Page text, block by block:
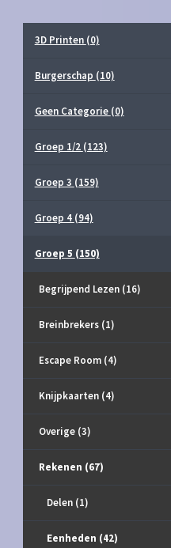
3D Printen (0)
Burgerschap (10)
Geen Categorie (0)
Groep 1/2 (123)
Groep 3 (159)
Groep 4 (94)
Groep 5 (150)
Begrijpend Lezen (16)
Breinbrekers (1)
Escape Room (4)
Knijpkaarten (4)
Overige (3)
Rekenen (67)
Delen (1)
Eenheden (42)